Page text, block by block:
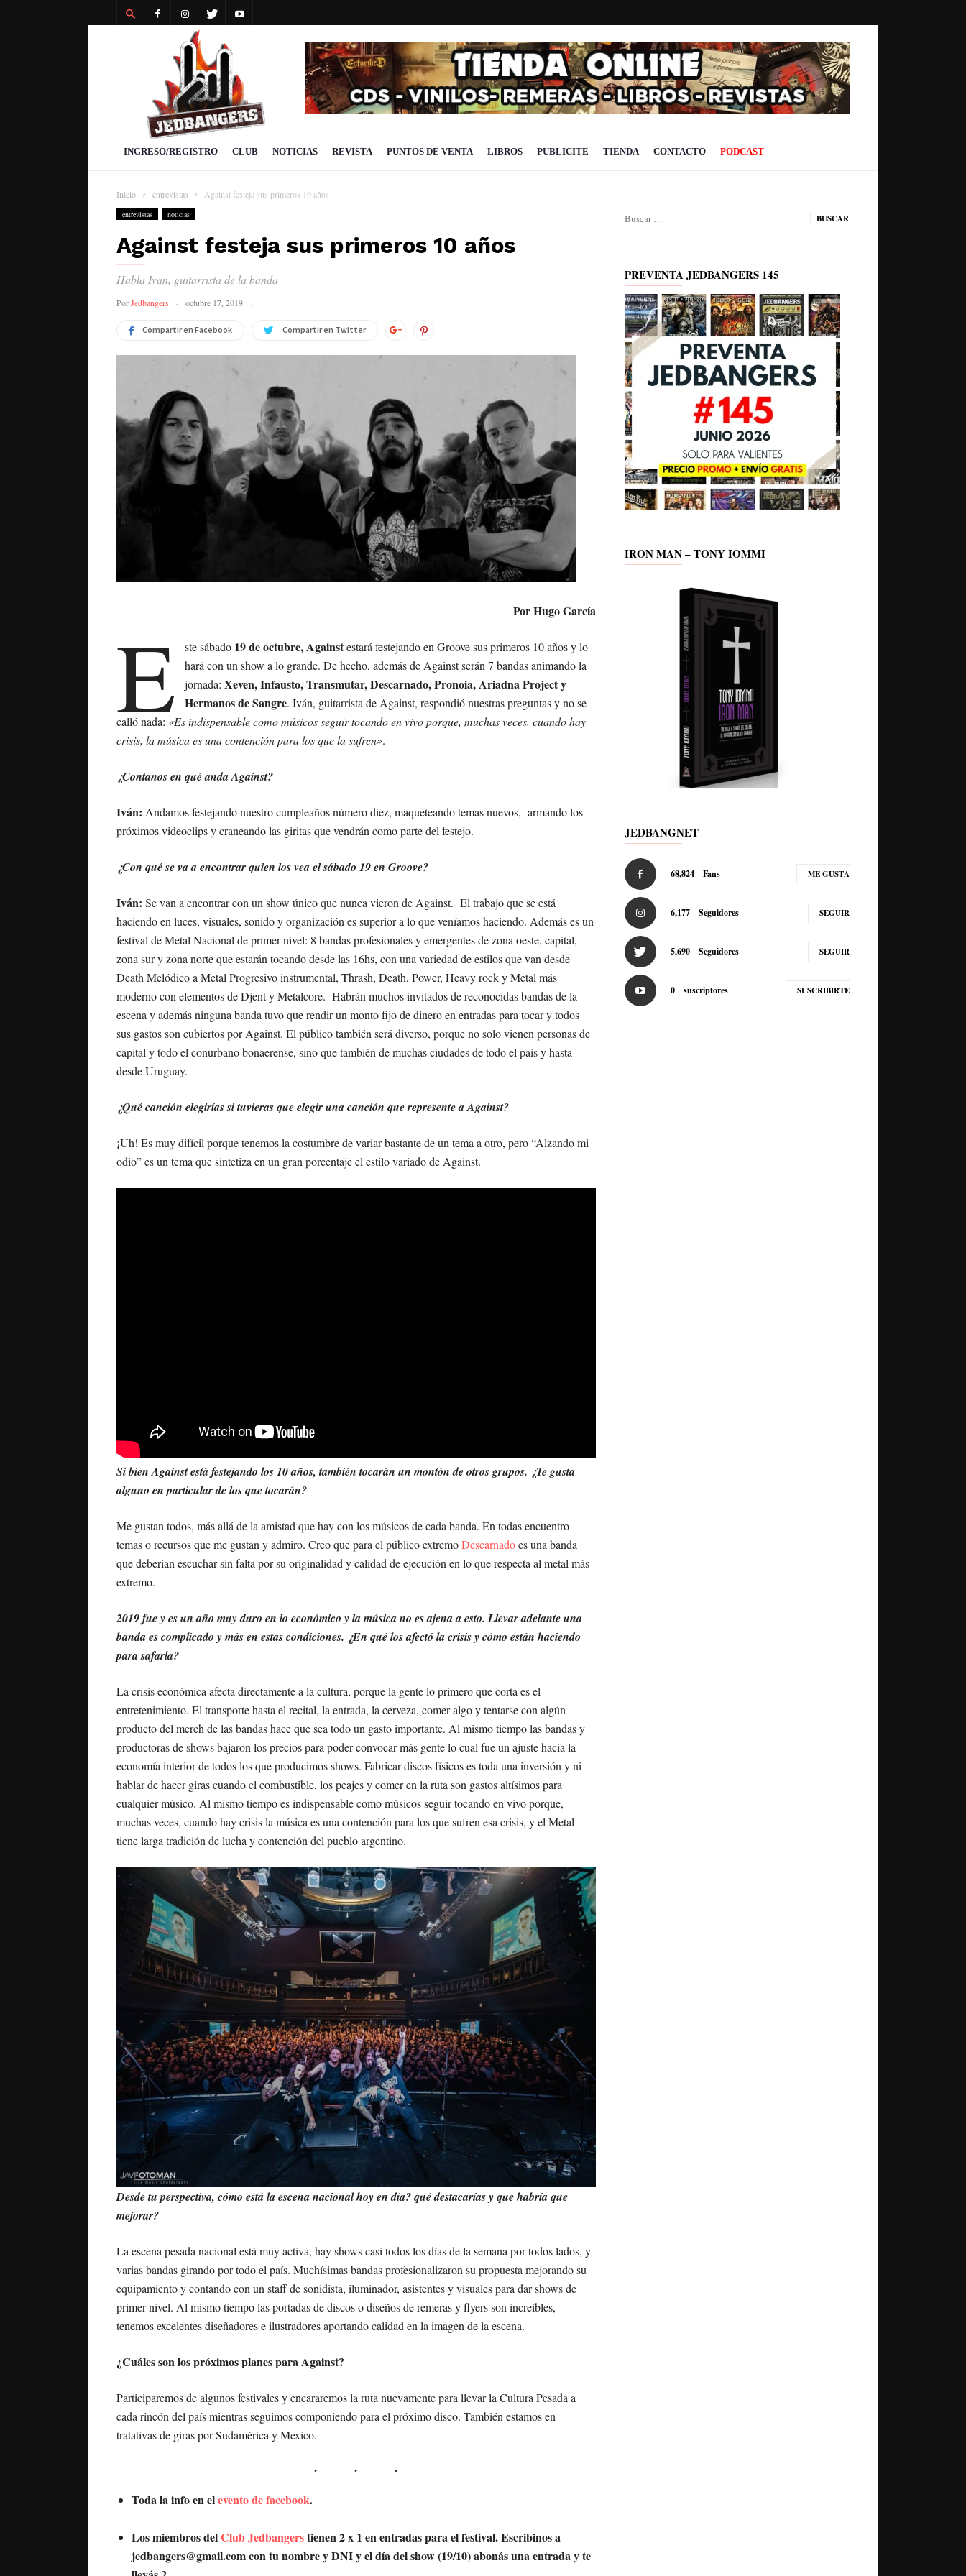
INGRESO/REGISTRO CLUB NOTICIAS REVISTA PUNTOS DE VENTA LIBROS PUBLICITE TIENDA CONTACTO PODCAST
Inicio entrevistas Against festeja sus primeros 10 años
entrevistas noticias
Against festeja sus primeros 10 años
Habla Ivan, guitarrista de la banda
PorJedbangers octubre 17, 2019
Compartir en Facebook Compartir en Twitter
Por Hugo García
E ste sábado 19 de octubre, Againstestará festejando en Groove sus primeros 10 años y lo
hará con un show a lo grande. De hecho, además de Against serán 7 bandas animando la
jornada:Xeven, Infausto, Transmutar, Descarnado, Pronoia, Ariadna Project y
Hermanos de Sangre. Iván, guitarrista de Against, respondió nuestras preguntas y no se
calló nada: «Es indispensable como músicos seguir tocando en vivo porque, muchas veces, cuando hay
crisis, la música es una contención para los que la sufren».
¿Contanos en qué anda Against?
Iván: Andamos festejando nuestro cumpleaños número diez, maqueteando temas nuevos, armando los
próximos videoclips y craneando las giritas que vendrán como parte del festejo.
¿Con qué se va a encontrar quien los vea el sábado 19 en Groove?
Iván: Se van a encontrar con un show único que nunca vieron de Against. El trabajo que se está
haciendo en luces, visuales, sonido y organización es superior a lo que veníamos haciendo. Además es un
festival de Metal Nacional de primer nivel: 8 bandas profesionales y emergentes de zona oeste, capital,
zona sur y zona norte que estarán tocando desde las 16hs, con una variedad de estilos que van desde
Death Melódico a Metal Progresivo instrumental, Thrash, Death, Power, Heavy rock y Metal más
moderno con elementos de Djent y Metalcore. Habrán muchos invitados de reconocidas bandas de la
escena y además ninguna banda tuvo que rendir un monto fijo de dinero en entradas para tocar y todos
sus gastos son cubiertos por Against. El público también será diverso, porque no solo vienen personas de
capital y todo el conurbano bonaerense, sino que también de muchas ciudades de todo el país y hasta
desde Uruguay.
¿Qué canción elegirías si tuvieras que elegir una canción que represente a Against?
¡Uh! Es muy difícil porque tenemos la costumbre de variar bastante de un tema a otro, pero “Alzando mi
odio” es un tema que sintetiza en un gran porcentaje el estilo variado de Against.
Si bien Against está festejando los 10 años, también tocarán un montón de otros grupos. ¿Te gusta
alguno en particular de los que tocarán?
Me gustan todos, más allá de la amistad que hay con los músicos de cada banda. En todas encuentro
temas o recursos que me gustan y admiro. Creo que para el público extremoDescarnadoes una banda
que deberían escuchar sin falta por su originalidad y calidad de ejecución en lo que respecta al metal más
extremo.
2019 fue y es un año muy duro en lo económico y la música no es ajena a esto. Llevar adelante una
banda es complicado y más en estas condiciones. ¿En qué los afectó la crisis y cómo están haciendo
para safarla?
La crisis económica afecta directamente a la cultura, porque la gente lo primero que corta es el
entretenimiento. El transporte hasta el recital, la entrada, la cerveza, comer algo y tentarse con algún
producto del merch de las bandas hace que sea todo un gasto importante. Al mismo tiempo las bandas y
productoras de shows bajaron los precios para poder convocar más gente lo cual fue un ajuste hacia la
economía interior de todos los que producimos shows. Fabricar discos físicos es toda una inversión y ni
hablar de hacer giras cuando el combustible, los peajes y comer en la ruta son gastos altísimos para
cualquier músico. Al mismo tiempo es indispensable como músicos seguir tocando en vivo porque,
muchas veces, cuando hay crisis la música es una contención para los que sufren esa crisis, y el Metal
tiene larga tradición de lucha y contención del pueblo argentino.
Desde tu perspectiva, cómo está la escena nacional hoy en día? qué destacarías y que habría que
mejorar?
La escena pesada nacional está muy activa, hay shows casi todos los días de la semana por todos lados, y
varias bandas girando por todo el país. Muchísimas bandas profesionalizaron su propuesta mejorando su
equipamiento y contando con un staff de sonidista, iluminador, asistentes y visuales para dar shows de
primer nivel. Al mismo tiempo las portadas de discos o diseños de remeras y flyers son increíbles,
tenemos excelentes diseñadores e ilustradores aportando calidad en la imagen de la escena.
¿Cuáles son los próximos planes para Against?
Participaremos de algunos festivales y encararemos la ruta nuevamente para llevar la Cultura Pesada a
cada rincón del país mientras seguimos componiendo para el próximo disco. También estamos en
tratativas de giras por Sudamérica y Mexico.
Toda la info en elevento de facebook.
Los miembros delClub Jedbangerstienen 2 x 1 en entradas para el festival. Escribinos a
jedbangers@gmail.com con tu nombre y DNI y el día del show (19/10) abonás una entrada y te
Buscar:
PREVENTA JEDBANGERS 145
IRON MAN – TONY IOMMI
JEDBANGNET
68,824 Fans ME GUSTA
6,177 Seguidores SEGUIR
5,690 Seguidores SEGUIR
0 suscriptores SUSCRIBIRTE